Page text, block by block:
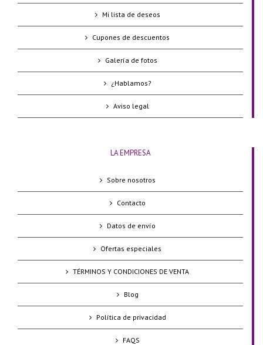
Mi lista de deseos
Cupones de descuentos
Galería de fotos
¿Hablamos?
Aviso legal
LA EMPRESA
Sobre nosotros
Contacto
Datos de envío
Ofertas especiales
TÉRMINOS Y CONDICIONES DE VENTA
Blog
Política de privacidad
FAQS